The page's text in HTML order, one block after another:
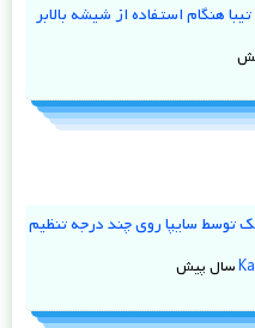
هنگام استفاده از شیشه‌ بالابر
توسط سایپا روی چند درجه تنظیم